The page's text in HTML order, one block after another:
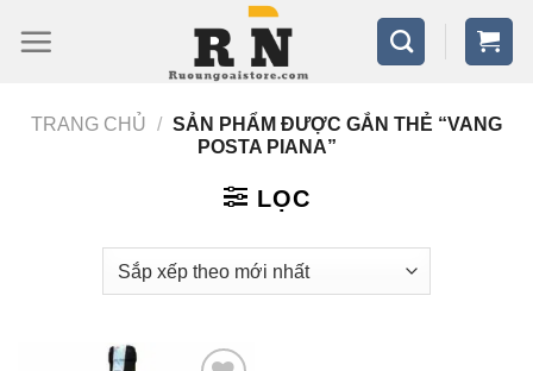
qua
dungTRANG CHỦ / SẢN PHẨM ĐƯỢC GẮN THẺ “VANG
POSTA PIANA”
LỌC